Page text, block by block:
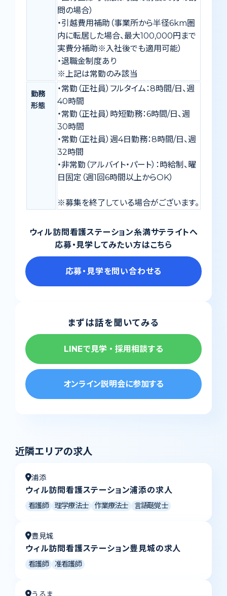
問の場合）
・引越費用補助（事業所から半径6km圏
内に転居した場合、最大100,000円まで
実費分補助※入社後でも適用可能）
・退職金制度あり
※上記は常勤のみ該当
勤務
形態
・常勤（正社員）フルタイム：8時間/日、週
40時間
・常勤（正社員）時短勤務：6時間/日、週
30時間
・常勤（正社員）週4日勤務：8時間/日、週
32時間
・非常勤（アルバイト・パート）：時給制、曜
日固定（週1回6時間以上からOK）
※募集を終了している場合がございます。
ウィル訪問看護ステーション糸満サテライトへ
応募・見学してみたい方はこちら
応募・見学を問い合わせる
まずは話を聞いてみる
LINEで見学・採用相談する
オンライン説明会に参加する
近隣エリアの求人
浦添
ウィル訪問看護ステーション浦添の求人
看護師 理学療法士 作業療法士 言語聴覚士
豊見城
ウィル訪問看護ステーション豊見城の求人
看護師 准看護師